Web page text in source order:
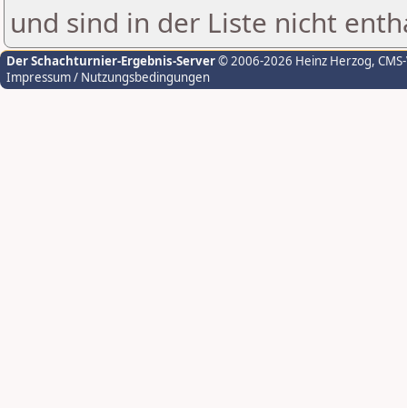
und sind in der Liste nicht
Der Schachturnier-Ergebnis-Server© 2006-2026 Heinz Herzog,
Impressum / Nutzungsbedingungen